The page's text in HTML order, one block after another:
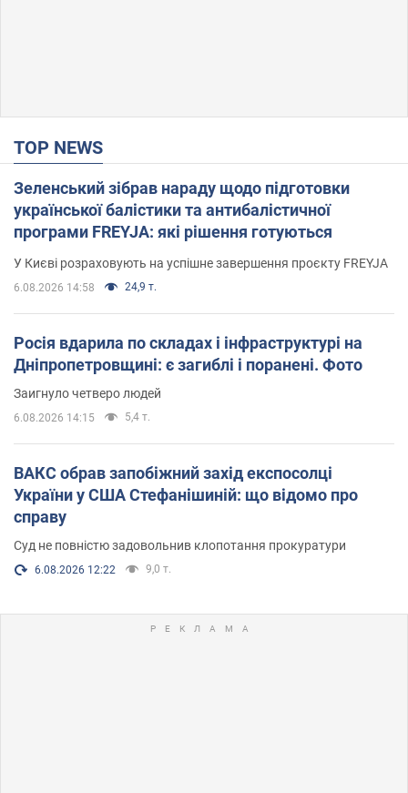
TOP NEWS
Зеленський зібрав нараду щодо підготовки
української балістики та антибалістичної
програми FREYJA: які рішення готуються
У Києві розраховують на успішне завершення проєкту FREYJA
6.08.2026 14:58 24,9 т.
Росія вдарила по складах і інфраструктурі на
Дніпропетровщині: є загиблі і поранені. Фото
Заигнуло четверо людей
6.08.2026 14:15 5,4 т.
ВАКС обрав запобіжний захід експосолці
України у США Стефанішиній: що відомо про
справу
Суд не повністю задовольнив клопотання прокуратури
6.08.2026 12:22 9,0 т.